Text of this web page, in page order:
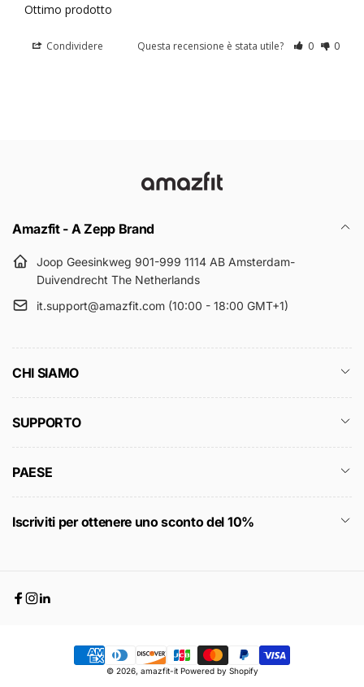
Ottimo prodotto
Condividere Questa recensione è stata utile? 0 0
Amazfit - A Zepp Brand
Joop Geesinkweg 901-999 1114 AB Amsterdam-
Duivendrecht The Netherlands
it.support@amazfit.com (10:00 - 18:00 GMT+1)
CHI SIAMO
SUPPORTO
PAESE
Iscriviti per ottenere uno sconto del 10%
Facebook
Instagram
Linkedin
Metodi
© 2026, amazfit-it Powered by Shopify